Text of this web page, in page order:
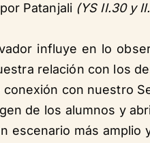
Patanjali (YS II.30 y
influye en lo
relación con los
con nuestro
de los alumnos y
escenario más amplio